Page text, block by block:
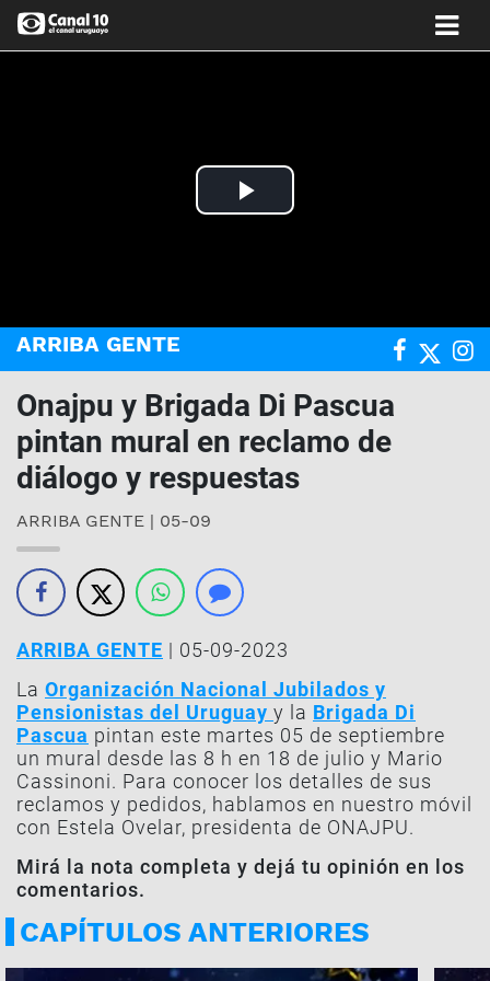
Play
ARRIBA GENTE
Onajpu y Brigada Di Pascua
pintan mural en reclamo de
diálogo y respuestas
ARRIBA GENTE | 05-09
ARRIBA GENTE | 05-09-2023
La Organización Nacional Jubilados y
Pensionistas del Uruguay y la Brigada Di
Pascua pintan este martes 05 de septiembre
un mural desde las 8 h en 18 de julio y Mario
Cassinoni. Para conocer los detalles de sus
reclamos y pedidos, hablamos en nuestro móvil
con Estela Ovelar, presidenta de ONAJPU.
Mirá la nota completa y dejá tu opinión en los
comentarios.
CAPÍTULOS ANTERIORES